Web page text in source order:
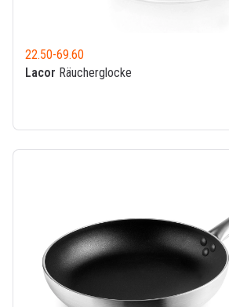
22.50-69.60
Lacor Räucherglocke